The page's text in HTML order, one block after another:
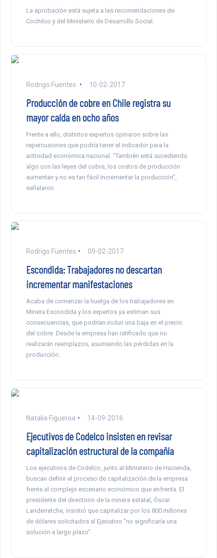
La aprobación está sujeta a las recomendaciones de
Cochilco y del Ministerio de Desarrollo Social.
Rodrigo Fuentes 10-02-2017
Producción de cobre en Chile registra su
mayor caída en ocho años
Frente a ello, distintos expertos opinaron sobre las
repercusiones que podría tener el indicador para la
actividad económica nacional. “También está sucediendo
algo con las leyes del cobre, los costos de producción
aumentan y no es tan fácil incrementar la producción”,
señalaron.
Rodrigo Fuentes 09-02-2017
Escondida: Trabajadores no descartan
incrementar manifestaciones
Acaba de comenzar la huelga de los trabajadores en
Minera Escondida y los expertos ya estiman sus
consecuencias, que podrían incluir una baja en el precio
del cobre. Desde la empresa han ratificado que no
realizarán reemplazos, asumiendo las pérdidas en la
producción.
Natalia Figueroa 14-09-2016
Ejecutivos de Codelco insisten en revisar
capitalización estructural de la compañía
Los ejecutivos de Codelco, junto al Ministerio de Hacienda,
buscan definir el proceso de capitalización de la empresa
frente al complejo escenario económico que enfrenta. El
presidente del directorio de la minera estatal, Óscar
Landerretche, insistió que capitalizar por los 800 millones
de dólares solicitados al Ejecutivo “no significaría una
solución a largo plazo”.